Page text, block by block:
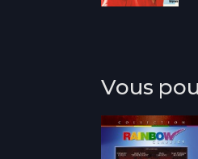
Vous